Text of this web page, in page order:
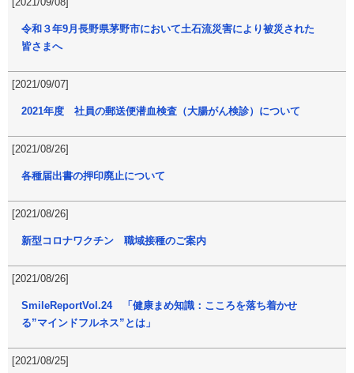
令和３年9月長野県茅野市において土石流災害により被災された
皆さまへ
[2021/09/07]
2021年度 社員の郵送便潜血検査（大腸がん検診）について
[2021/08/26]
各種届出書の押印廃止について
[2021/08/26]
新型コロナワクチン 職域接種のご案内
[2021/08/26]
SmileReportVol.24 「健康まめ知識：こころを落ち着かせ
る”マインドフルネス”とは」
[2021/08/25]